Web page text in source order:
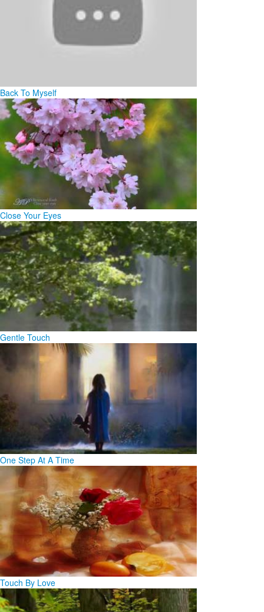
Back To Myself
Close Your Eyes
Gentle Touch
One Step At A Time
Touch By Love